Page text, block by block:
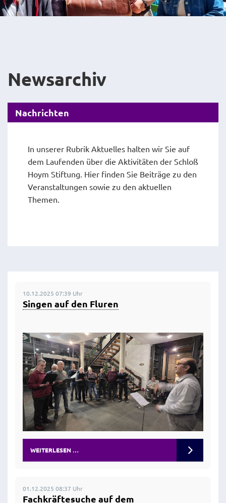
Newsarchiv
Nachrichten
In unserer Rubrik Aktuelles halten wir Sie auf
dem Laufenden über die Aktivitäten der Schloß
Hoym Stiftung. Hier finden Sie Beiträge zu den
Veranstaltungen sowie zu den aktuellen
Themen.
10.12.2025 07:39 Uhr
Singen auf den Fluren
WEITERLESEN …
01.12.2025 08:37 Uhr
Fachkräftesuche auf dem